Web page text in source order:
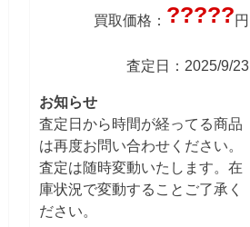
買取価格： ?????円
査定日：2025/9/23
お知らせ
査定日から時間が経ってる商品
は再度お問い合わせください。
査定は随時変動いたします。在
庫状況で変動することご了承く
ださい。